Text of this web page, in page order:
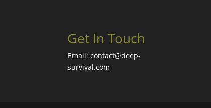
Get In Touch
Email: contact@deep-
survival.com